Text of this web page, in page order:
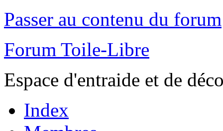
Passer au contenu du forum
Forum Toile-Libre
Espace d'entraide et de
Index